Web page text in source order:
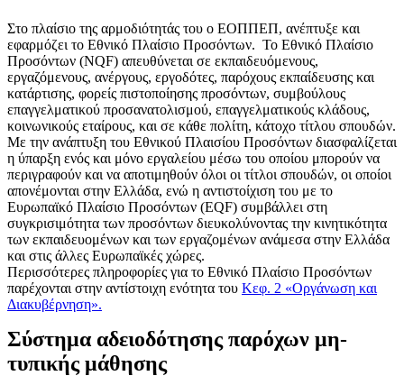
Στο πλαίσιο της αρμοδιότητάς του ο ΕΟΠΠΕΠ, ανέπτυξε και
εφαρμόζει το Eθνικό Πλαίσιο Προσόντων. Το Εθνικό Πλαίσιο
Προσόντων (NQF) απευθύνεται σε εκπαιδευόμενους,
εργαζόμενους, ανέργους, εργοδότες, παρόχους εκπαίδευσης και
κατάρτισης, φορείς πιστοποίησης προσόντων, συμβούλους
επαγγελματικού προσανατολισμού, επαγγελματικούς κλάδους,
κοινωνικούς εταίρους, και σε κάθε πολίτη, κάτοχο τίτλου σπουδών.
Με την ανάπτυξη του Εθνικού Πλαισίου Προσόντων διασφαλίζεται
η ύπαρξη ενός και μόνο εργαλείου μέσω του οποίου μπορούν να
περιγραφούν και να αποτιμηθούν όλοι οι τίτλοι σπουδών, οι οποίοι
απονέμονται στην Ελλάδα, ενώ η αντιστοίχιση του με το
Ευρωπαϊκό Πλαίσιο Προσόντων (EQF) συμβάλλει στη
συγκρισιμότητα των προσόντων διευκολύνοντας την κινητικότητα
των εκπαιδευομένων και των εργαζομένων ανάμεσα στην Ελλάδα
και στις άλλες Ευρωπαϊκές χώρες.
Περισσότερες πληροφορίες για το Εθνικό Πλαίσιο Προσόντων
παρέχονται στην αντίστοιχη ενότητα του Κεφ. 2 «Οργάνωση και
Διακυβέρνηση».
Σύστημα αδειοδότησης παρόχων μη-
τυπικής μάθησης